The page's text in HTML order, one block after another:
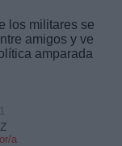
los militares se
amigos y ve
amparada
a